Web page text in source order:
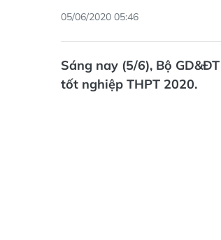
05/06/2020 05:46
Sáng nay (5/6), Bộ
tốt nghiệp THPT 2020.